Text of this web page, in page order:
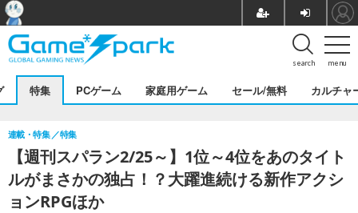
menu
search
特集 PCゲーム 家庭用ゲーム セール/無料 カルチャ
【週刊スパラン2/25～】1位～4位をあのタイト
ルがまさかの独占！？大躍進続ける新作アクシ
ョンRPGほか
連載・特集 特集